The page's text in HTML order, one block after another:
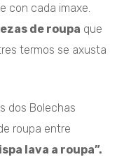
con cada imaxe.
de roupa que
termos se axusta
dos Bolechas
roupa entre
lava a roupa”.